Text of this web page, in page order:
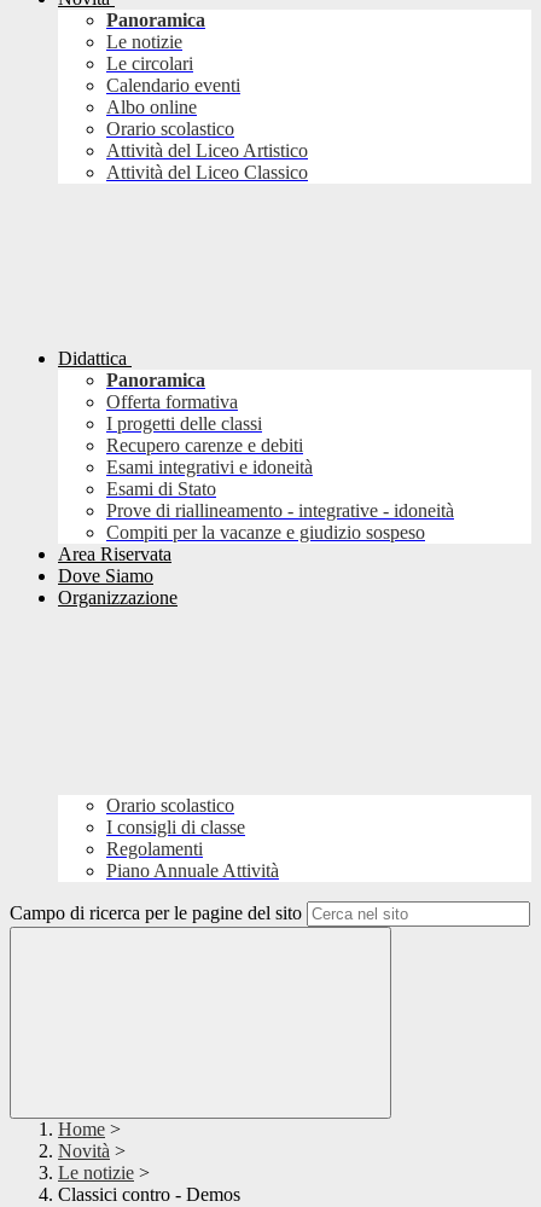
Panoramica
Le notizie
Le circolari
Calendario eventi
Albo online
Orario scolastico
Attività del Liceo Artistico
Attività del Liceo Classico
Didattica
Panoramica
Offerta formativa
I progetti delle classi
Recupero carenze e debiti
Esami integrativi e idoneità
Esami di Stato
Prove di riallineamento - integrative - idoneità
Compiti per la vacanze e giudizio sospeso
Area Riservata
Dove Siamo
Organizzazione
Orario scolastico
I consigli di classe
Regolamenti
Piano Annuale Attività
Campo di ricerca per le pagine del sito
Home >
Novità >
Le notizie >
Classici contro - Demos